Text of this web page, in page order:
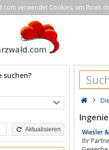
verwendet Cookies, um Ihnen
suchen?
Aktualisieren
Wiesler
Ihr Partner für Statik, Konstruktion, Energieberatung